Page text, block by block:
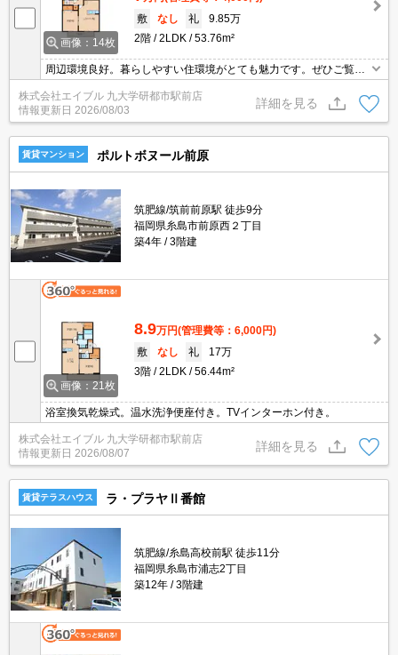
画像：14枚
敷
なし 礼
9.85万
2階
2LDK 53.76m²
周辺環境良好。暮らしやすい住環境がとても魅力です。ぜひご覧く
ださい。
株式会社エイブル 九大学研都市駅前店
情報更新日 2026/08/03
詳細を見る
賃貸マンション ポルトボヌール前原
筑肥線/筑前前原駅 徒歩9分
福岡県糸島市前原西２丁目
築4年
3階建
画像：21枚
8.9万円(管理費等：6,000円)
敷
なし 礼
17万
3階
2LDK 56.44m²
浴室換気乾燥式。温水洗浄便座付き。TVインターホン付き。
株式会社エイブル 九大学研都市駅前店
情報更新日 2026/08/07
詳細を見る
賃貸テラスハウス ラ・プラヤⅡ番館
筑肥線/糸島高校前駅 徒歩11分
福岡県糸島市浦志2丁目
築12年
3階建